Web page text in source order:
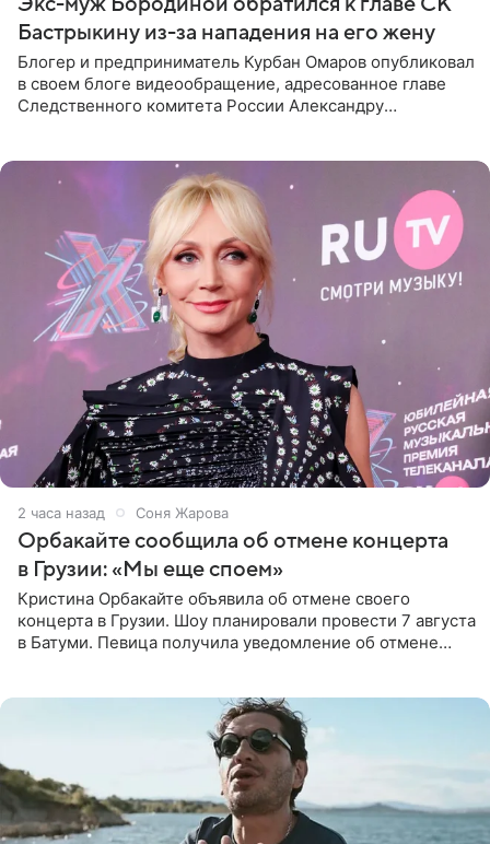
Бастрыкину из-за нападения на его жену
Блогер и предприниматель Курбан Омаров опубликовал
в своем блоге видеообращение, адресованное главе
Следственного комитета России Александру
2 часа назад Соня Жарова
Орбакайте сообщила об отмене концерта
в Грузии: «Мы еще споем»
Кристина Орбакайте объявила об отмене своего
концерта в Грузии. Шоу планировали провести 7 августа
в Батуми. Певица получила уведомление об отмене